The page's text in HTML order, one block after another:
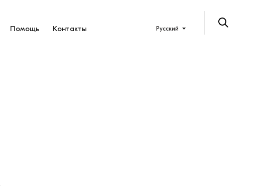
Помощь Контакты Русский